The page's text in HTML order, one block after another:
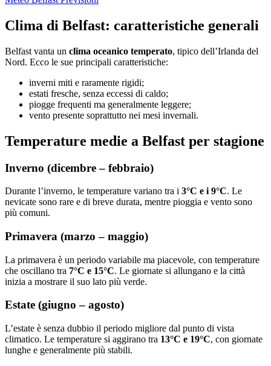
Clima di Belfast: caratteristiche generali
Belfast vanta un clima oceanico temperato, tipico dell’Irlanda del
Nord. Ecco le sue principali caratteristiche:
inverni miti e raramente rigidi;
estati fresche, senza eccessi di caldo;
piogge frequenti ma generalmente leggere;
vento presente soprattutto nei mesi invernali.
Temperature medie a Belfast per stagione
Inverno (dicembre – febbraio)
Durante l’inverno, le temperature variano tra i 3°C e i 9°C. Le
nevicate sono rare e di breve durata, mentre pioggia e vento sono
più comuni.
Primavera (marzo – maggio)
La primavera è un periodo variabile ma piacevole, con temperature
che oscillano tra 7°C e 15°C. Le giornate si allungano e la città
inizia a mostrare il suo lato più verde.
Estate (giugno – agosto)
L’estate è senza dubbio il periodo migliore dal punto di vista
climatico. Le temperature si aggirano tra 13°C e 19°C, con giornate
lunghe e generalmente più stabili.